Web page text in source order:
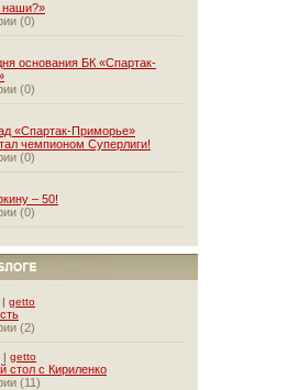
наши?»
(0)
основания БК «Спартак-
(0)
«Спартак-Приморье»
чемпионом Суперлиги!
(0)
– 50!
(0)
| getto
(2)
| getto
стол с Кириленко
(11)